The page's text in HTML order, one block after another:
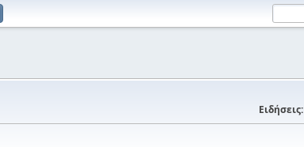
Ειδήσεις: